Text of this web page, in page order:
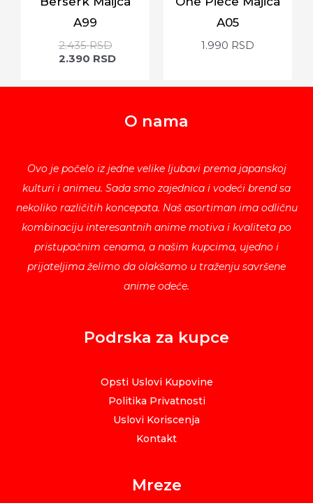
A99
2.435RSD
2.390 RSD
A05
1.990 RSD
O nama
Ovo je počelo iz jedne velike ljubavi prema japanskoj
kulturi i animeu. Sada smo zajednica i vodeći brend sa
nekoliko različitih koncepata. Naš asortiman ima odličnu
kombinaciju interesantnih anime motiva i kvaliteta po
pristupačnim cenama, a našim kupcima, ujedno i
prijateljima želimo da olakšamo u traženju savršene
anime odeće.
Podrska za kupce
Opsti Uslovi Kupovine
Politika Privatnosti
Uslovi Koriscenja
Kontakt
Mreze